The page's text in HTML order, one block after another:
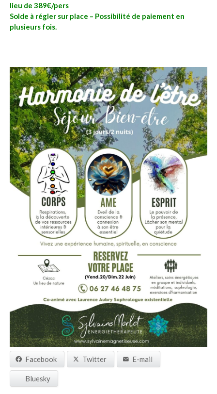
lieu de 389€/pers
Solde à régler sur place – Possibilité de paiement en
plusieurs fois.
Facebook Twitter E-mail
Bluesky